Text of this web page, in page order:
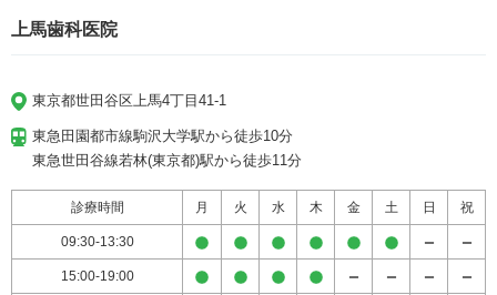
上馬歯科医院
東京都世田谷区上馬4丁目41-1
東急田園都市線駒沢大学駅から徒歩10分
東急世田谷線若林(東京都)駅から徒歩11分
診療時間 月 火 水 木 金 土 日 祝
09:30-13:30
15:00-19:00